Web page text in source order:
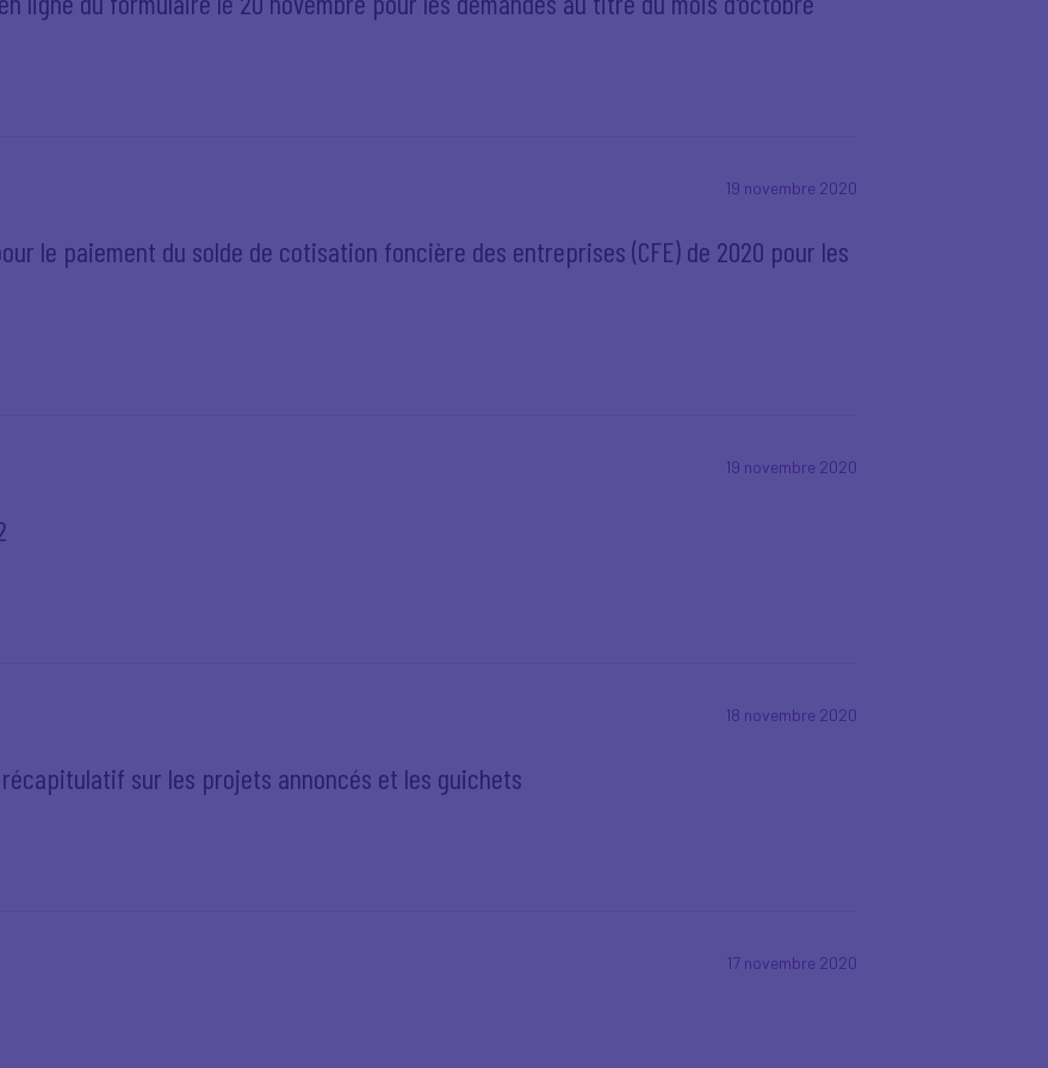
19 novembre 2020
le paiement du solde de cotisation foncière des entreprises (CFE) de 2020 pour les
19 novembre 2020
18 novembre 2020
récapitulatif sur les projets annoncés et les guichets
17 novembre 2020